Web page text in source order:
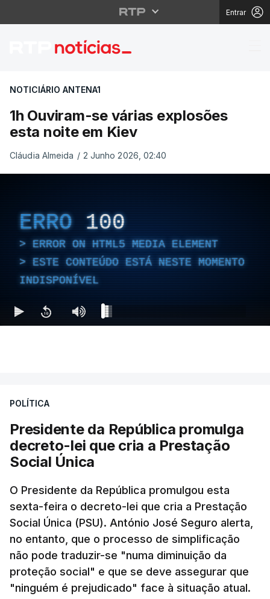
Entrar
1h Ouviram-se várias
NOTICIÁRIO ANTENA1
1h Ouviram-se várias explosões
esta noite em Kiev
Cláudia Almeida / 2 Junho 2026, 02:40
ERRO 100
ERROR ON HTML5 MEDIA ELEMENT
ESTE CONTEÚDO ESTÁ NESTE MOMENTO
INDISPONÍVEL
POLÍTICA
Presidente da República promulga
decreto-lei que cria a Prestação
Social Única
O Presidente da República promulgou esta
sexta-feira o decreto-lei que cria a Prestação
Social Única (PSU). António José Seguro alerta,
no entanto, que o processo de simplificação
não pode traduzir-se "numa diminuição da
proteção social" e que se deve assegurar que
"ninguém é prejudicado" face à situação atual.